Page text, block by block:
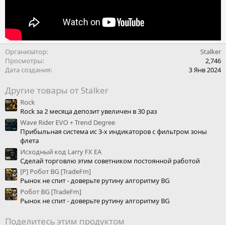
Организатор
Stalker
Просмотры
2,746
Дата создания
3 Янв 2024
Другие товары от Stalker
Rock
Rock за 2 месяца депозит увеличен в 30 раз
Wave Rider EVO + Trend Degree
Прибыльная система ис 3-х индикаторов с фильтром зоны
флета
Исходный код Larry FX EA
Сделай торговлю этим советником постоянной работой
[P] Робот BG [TradeFm]
Рынок не спит - доверьте рутину алгоритму BG
Робот BG [TradeFm]
Рынок не спит - доверьте рутину алгоритму BG
Поделитесь этим продуктом